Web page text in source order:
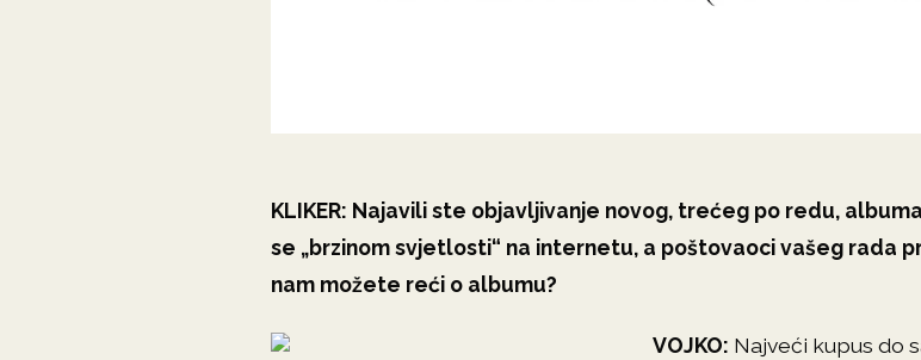
KLIKER: Najavili ste objavljivanje novog, trećeg po redu,
se „brzinom svjetlosti“ na internetu, a poštovaoci vašeg rada
nam možete reći o albumu?
VOJKO: Najveći kupus do